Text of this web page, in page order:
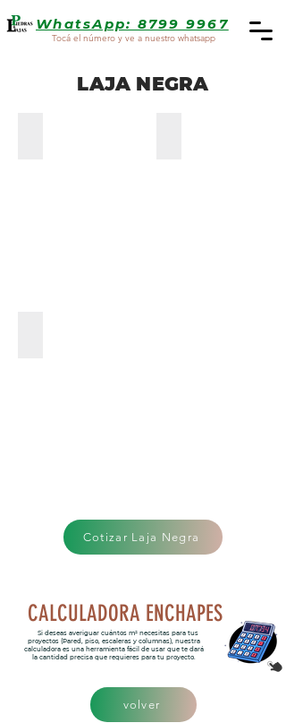
WhatsApp: 8799 9967
Tocá el número y ve a nuestro whatsapp
LAJA NEGRA
Cotizar Laja Negra
CALCULADORA ENCHAPES
Si deseas averiguar cuántos m² necesitas para tus
proyectos (Pared, piso, escaleras y columnas), nuestra
calculadora es una herramienta fácil de usar que te dará
la cantidad precisa que requieres para tu proyecto.
volver